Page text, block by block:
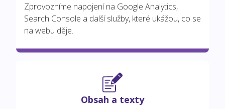
Zprovozníme napojení na Google Analytics,
Search Console a další služby, které ukážou, co se
na webu děje.
Obsah a texty